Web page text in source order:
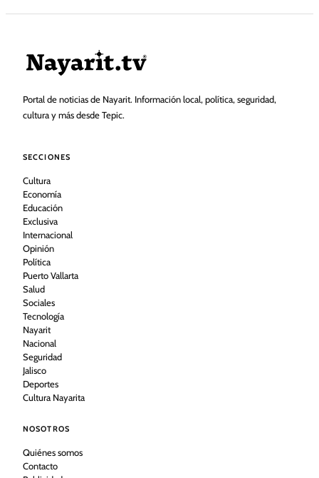
Portal de noticias de Nayarit. Información local, política, seguridad,
cultura y más desde Tepic.
SECCIONES
Cultura
Economía
Educación
Exclusiva
Internacional
Opinión
Política
Puerto Vallarta
Salud
Sociales
Tecnología
Nayarit
Nacional
Seguridad
Jalisco
Deportes
Cultura Nayarita
NOSOTROS
Quiénes somos
Contacto